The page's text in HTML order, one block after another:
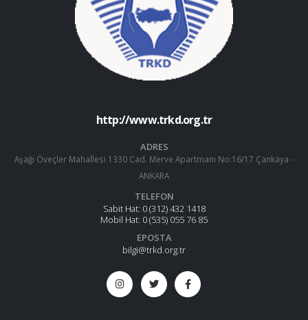
http://www.trkd.org.tr
ADRES
Aşağı Öveçler Mahallesi 1330 Cad. Merve Apartmanı No:16/17 Çankaya -
ANKARA
TELEFON
Sabit Hat: 0 (312) 432 1418
Mobil Hat: 0 (535) 055 76 85
EPOSTA
bilgi@trkd.org.tr